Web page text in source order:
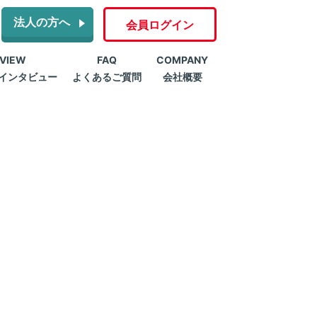
法人の方へ 会員ログイン
ンタビュー
FAQ
よくあるご質問
COMPANY
会社概要